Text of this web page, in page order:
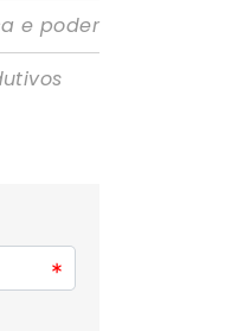
e poder